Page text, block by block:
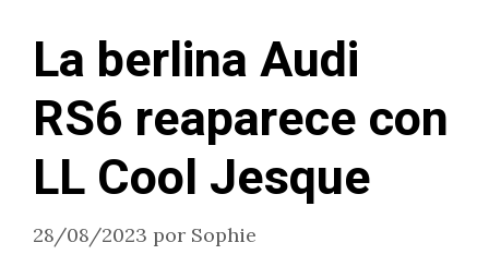
La berlina Audi
RS6 reaparece con
LL Cool Jesque
28/08/2023 por Sophie